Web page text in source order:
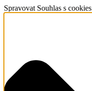
Spravovat Souhlas s cookies